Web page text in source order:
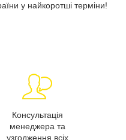
у найкоротші терміни!
Консультація
менеджера та
узгодження всіх